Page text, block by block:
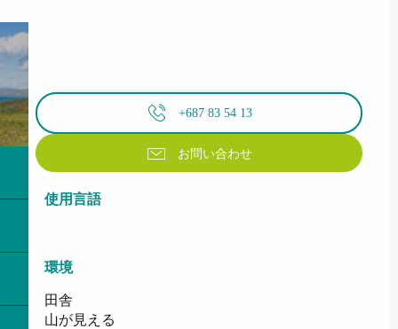
+687 83 54 13
お問い合わせ
使用言語
使用言語
環境
環境
田舎
山が見える